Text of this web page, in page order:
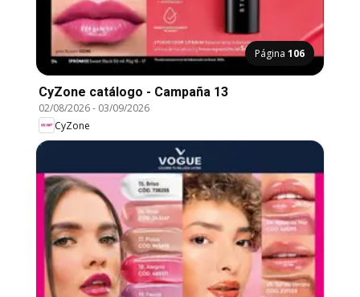
Página 106
CyZone catálogo - Campaña 13
02/08/2026- 03/09/2026
CyZone